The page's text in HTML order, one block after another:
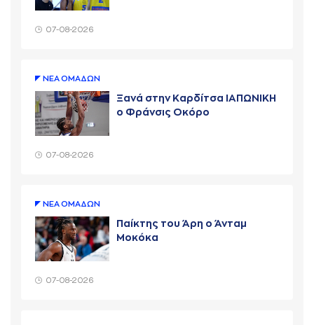
07-08-2026
ΝΕA ΟΜAΔΩΝ
Ξανά στην Καρδίτσα ΙΑΠΩΝΙΚΗ
ο Φράνσις Οκόρο
07-08-2026
ΝΕA ΟΜAΔΩΝ
Παίκτης του Άρη ο Άνταμ
Μοκόκα
07-08-2026